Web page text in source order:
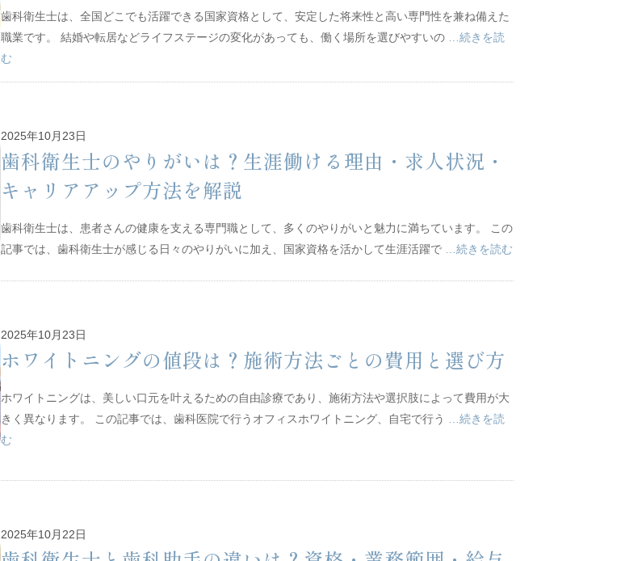
歯科衛生士は、全国どこでも活躍できる国家資格として、安定した将来性と高い専門性を兼ね備えた
職業です。 結婚や転居などライフステージの変化があっても、働く場所を選びやすいの
…続きを読
む
2025年10月23日
歯科衛生士のやりがいは？生涯働ける理由・求人状況・
キャリアアップ方法を解説
歯科衛生士は、患者さんの健康を支える専門職として、多くのやりがいと魅力に満ちています。 この
記事では、歯科衛生士が感じる日々のやりがいに加え、国家資格を活かして生涯活躍で
…続きを読む
2025年10月23日
ホワイトニングの値段は？施術方法ごとの費用と選び方
ホワイトニングは、美しい口元を叶えるための自由診療であり、施術方法や選択肢によって費用が大
きく異なります。 この記事では、歯科医院で行うオフィスホワイトニング、自宅で行う …続きを読
む
2025年10月22日